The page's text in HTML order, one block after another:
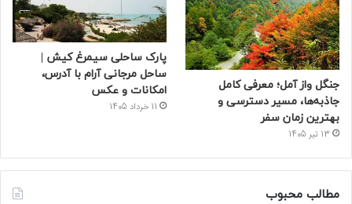
جنگل واز آمل؛ معرفی کامل
جاذبه‌ها، مسیر دسترسی و
بهترین زمان سفر
13 تیر 1405
پارک ساحلی سیمرغ کیش |
ساحل مرجانی آرام با آدرس،
امکانات و عکس
11 خرداد 1405
مطالب محبوب